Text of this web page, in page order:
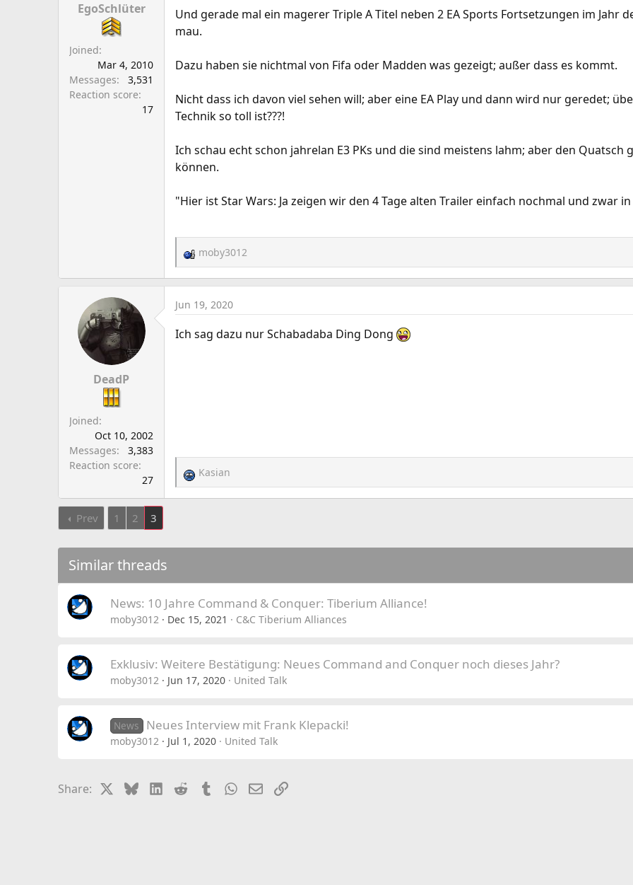
EgoSchlüter
Joined
Mar 4, 2010
Messages
3,531
Reaction score
17
Und gerade mal ein magerer Triple A Titel neben 2 EA Sports Fortsetzungen im Jahr
mau.
Dazu haben sie nichtmal von Fifa oder Madden was gezeigt; außer dass es kommt.
Nicht dass ich davon viel sehen will; aber eine EA Play und dann wird nur geredet;
Technik so toll ist???!
Ich schau echt schon jahrelan E3 PKs und die sind meistens lahm; aber den
können.
"Hier ist Star Wars: Ja zeigen wir den 4 Tage alten Trailer einfach nochmal und zwar
R
a
c
t
i
moby3012
DeadP
Joined
Oct 10, 2002
Messages
3,383
Reaction score
27
Jun 19, 2020
Ich sag dazu nur Schabadaba Ding Dong
R
n
:
Kasian
Prev 1 2 3
Similar threads
News: 10 Jahre Command & Conquer: Tiberium Alliance!
moby3012 Dec 15, 2021 C&C Tiberium Alliances
Exklusiv: Weitere Bestätigung: Neues Command and Conquer noch dieses Jahr?
moby3012 Jun 17, 2020 United Talk
News Neues Interview mit Frank Klepacki!
moby3012 Jul 1, 2020 United Talk
Share: BlueskyLinkedIn
Reddit TumblrWhatsApp
EmailLink